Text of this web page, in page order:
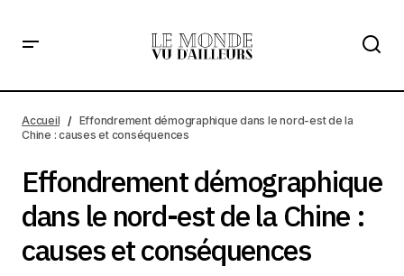
Chine : causes et conséquences
Accueil
Effondrement démographique dans le nord-est de la
Chine : causes et conséquences
Effondrement démographique
dans le nord-est de la Chine :
causes et conséquences